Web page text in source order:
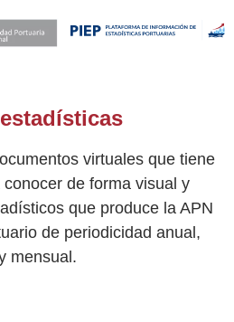
virtuales que tiene
de forma visual y
que produce la APN
de periodicidad anual,
mensual.